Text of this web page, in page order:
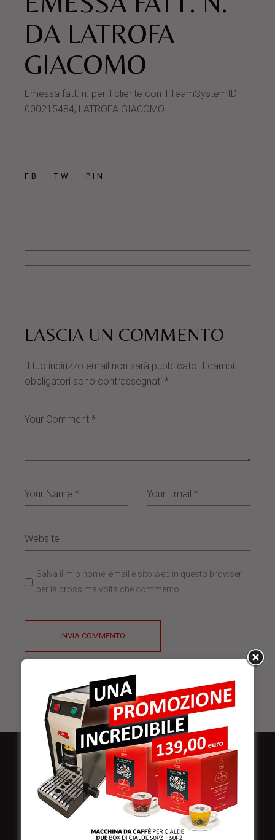
DA LATROFA
GIACOMO
Emessa fatt. n. per il cliente con il TeamSystemID
000215484, LATROFA GIACOMO
FB TW PIN
LASCIA UN COMMENTO
Il tuo indirizzo email non sarà pubblicato. I campi
obbligatori sono contrassegnati*
Salva il mio nome, email e sito web in questo browser
per la prossima volta che commento.
INVIA COMMENTO